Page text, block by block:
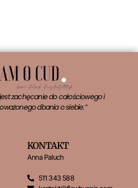
zachęcanie do całościowego i
dbania o siebie.”
KONTAKT
Anna Paluch
511 343 588